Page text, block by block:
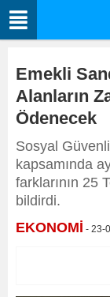
Emekli
Alanların
Ödenecek
Sosyal
kapsamında
farklarının 25
bildirdi.
EKONOMİ - 23-